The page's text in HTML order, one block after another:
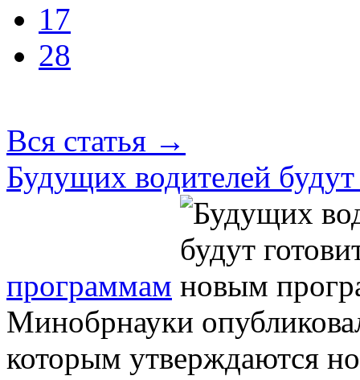
17
28
Вся статья →
Будущих водителей
программам
Минобрнауки
которым утверждаются